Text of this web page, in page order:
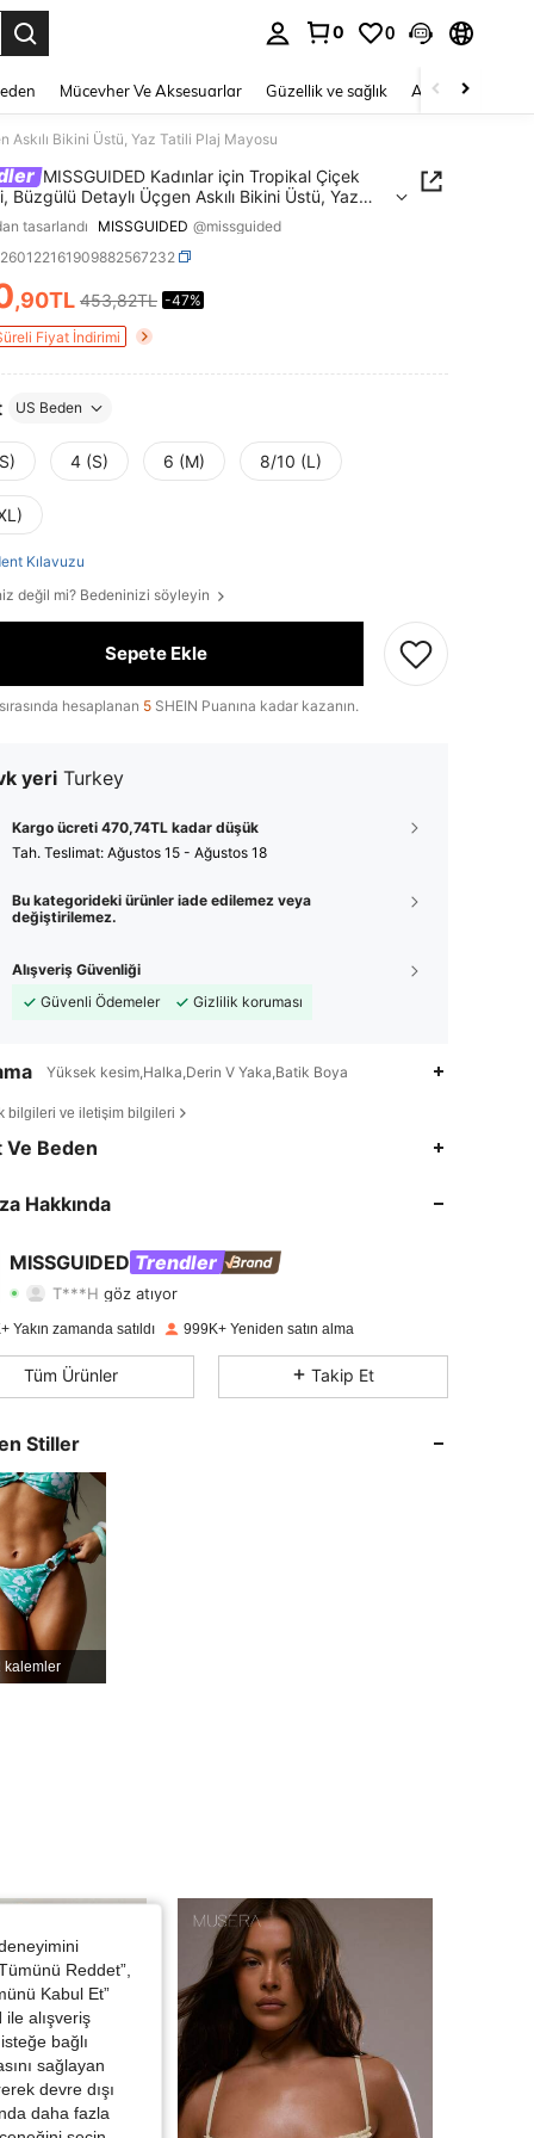
0 0
Mücevher Ve Aksesuarlar Güzellik ve sağlık Ayakkabı
Askılı Bikini Üstü, Yaz Tatili Plaj Mayosu
MISSGUIDED Kadınlar için Tropikal Çiçek
Büzgülü Detaylı Üçgen Askılı Bikini Üstü, Yaz
tasarlandı MISSGUIDED @missguided
AND AVAILABILITY
,90TL 453,82TL -47%
Süreli Fiyat İndirimi
US Beden
4 (S) 6 (M) 8/10 (L)
Kılavuzu
değil mi? Bedeninizi söyleyin
Sepete Ekle
hesaplanan 5 SHEIN Puanına kadar kazanın.
yeri Turkey
Kargo ücreti 470,74TL kadar düşük
Tah. Teslimat: Ağustos 15 - Ağustos 18
Bu kategorideki ürünler iade edilemez veya
değiştirilemez.
Alışveriş Güvenliği
Güvenli Ödemeler
Gizlilik koruması
Yüksek kesim,Halka,Derin V Yaka,Batik Boya
bilgileri ve iletişim bilgileri
Ve Beden
Hakkında
MISSGUIDED Trendler
4,83
4,83
19K 3M
T***H göz atıyor
4,83 Derecelendirme
4,83 19K 3M
4,83
4,83
4,83
Yakın zamanda satıldı 999K+ Yeniden satın alma
Tüm Ürünler Takip Et
Stiller
kalemler
Reddet”,
Kabul Et”
alışveriş
bağlı
sağlayan
devre dışı
daha fazla